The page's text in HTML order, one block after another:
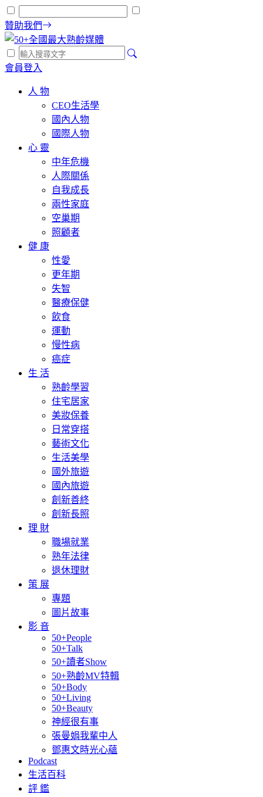
贊助我們
會員登入
人 物
CEO生活學
國內人物
國際人物
心 靈
中年危機
人際關係
自我成長
兩性家庭
空巢期
照顧者
健 康
性愛
更年期
失智
醫療保健
飲食
運動
慢性病
癌症
生 活
熟齡學習
住宅居家
美妝保養
日常穿搭
藝術文化
生活美學
國外旅遊
國內旅遊
創新善終
創新長照
理 財
職場就業
熟年法律
退休理財
策 展
專題
圖片故事
影 音
50+People
50+Talk
50+讀者Show
50+熟齡MV特輯
50+Body
50+Living
50+Beauty
神經很有事
張曼娟我輩中人
鄧惠文時光心蘊
Podcast
生活百科
評 鑑